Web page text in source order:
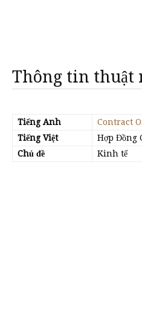
Thông tin thuật
Tiếng Anh
Contract
Tiếng Việt
Hợp Đồng
Chủ đề
Kinh tế